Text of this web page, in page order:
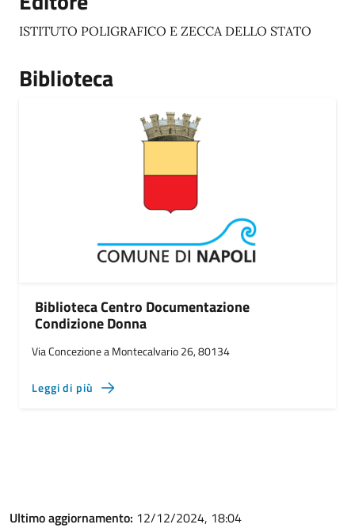
ISTITUTO POLIGRAFICO E ZECCA DELLO STATO
Biblioteca
Biblioteca Centro Documentazione
Condizione Donna
Via Concezione a Montecalvario 26, 80134
Leggi di più
Ultimo aggiornamento: 12/12/2024, 18:04